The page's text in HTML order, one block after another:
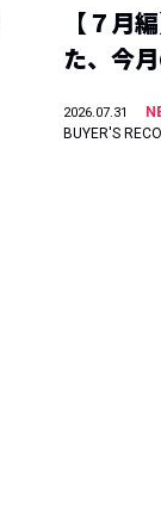
【７月
た、今
2026.07.31
BUYER'S